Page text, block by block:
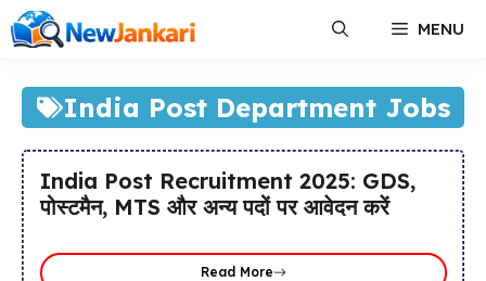
Skip
to
MENU
India Post Department Jobs
India Post Recruitment 2025: GDS,
पोस्टमैन, MTS और अन्य पदों पर आवेदन करें
Read More